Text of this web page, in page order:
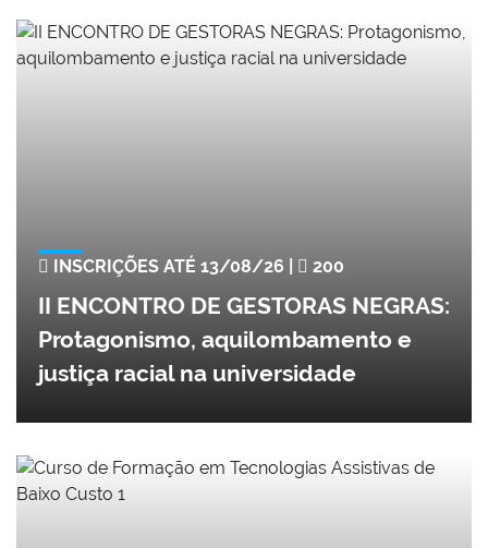
INSCRIÇÕES ATÉ 13/08/26 | 200
II ENCONTRO DE GESTORAS NEGRAS:
Protagonismo, aquilombamento e
justiça racial na universidade